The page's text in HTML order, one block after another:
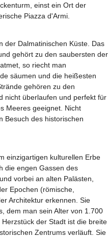
einst ein Ort der
Piazza d'Armi.
der Dalmatinischen Küste. Das
gehört zu den saubersten der
so riecht man
säumen und die heißesten
gehören zu den
nicht überlaufen und perfekt für
Meeres geeignet. Nicht
Besuch des historischen
einzigartigen kulturellen Erbe
die engen Gassen des
vorbei an alten Palästen,
Epochen (römische,
Architektur erkennen. Sie
dem man sein Alter von 1.700
der Stadt ist die breite
Zentrums verläuft. Sie